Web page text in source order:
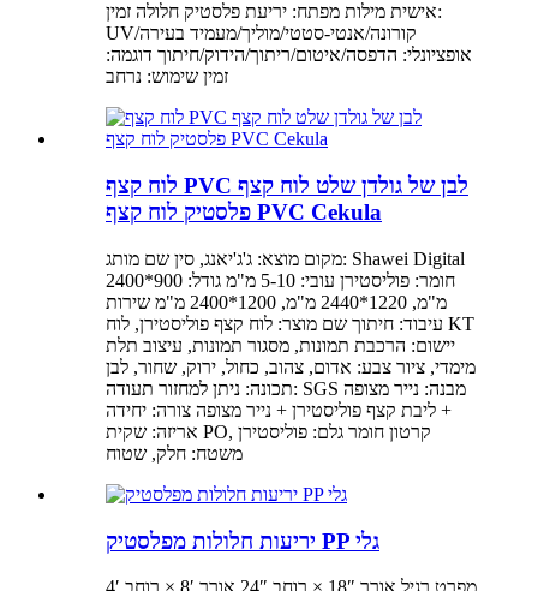
אישית מילות מפתח: יריעת פלסטיק חלולה זמין:
UV/קורונה/אנטי-סטטי/מוליך/מעמיד בעירה
אופציונלי: הדפסה/איטום/ריתוך/הידוק/חיתוך דוגמה:
זמין שימוש: נרחב
לוח קצף PVC לבן של גולדן שלט לוח קצף
פלסטיק לוח קצף PVC Cekula
מקום מוצא: ג'ג'יאנג, סין שם מותג: Shawei Digital
חומר: פוליסטירן עובי: 5-10 מ"מ גודל: 900*2400
מ"מ, 1220*2440 מ"מ, 1200*2400 מ"מ שירות
עיבוד: חיתוך שם מוצר: לוח קצף פוליסטירן, לוח KT
יישום: הרכבת תמונות, מסגור תמונות, עיצוב תלת
מימדי, ציור צבע: אדום, צהוב, כחול, ירוק, שחור, לבן
תכונה: ניתן למחזור תעודה: SGS מבנה: נייר מצופה
+ ליבת קצף פוליסטירן + נייר מצופה צורה: יחידה
אריזה: שקית PO, קרטון חומר גלם: פוליסטירן
משטח: חלק, שטוח
יריעות חלולות מפלסטיק PP גלי